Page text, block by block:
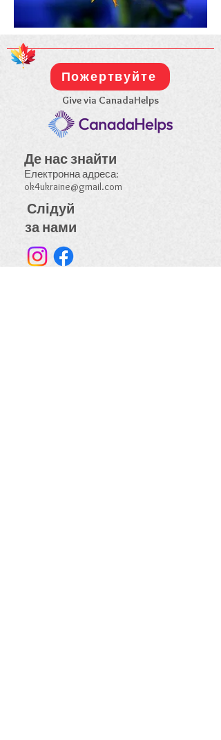
Пожертвуйте
Give via CanadaHelps
Де насзнайти
Електронна адреса:
ok4ukraine@gmail.com
Слідуй
за нами